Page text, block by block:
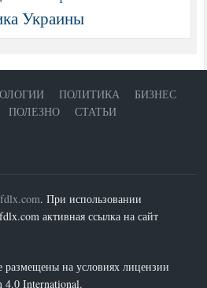
Украины
ПОЛИТИКА
БИЗНЕС
ПОЛЕЗНО СТАТЬИ
. При использовании
активная ссылка на сайт
размещены на условиях лицензии
4.0 International.